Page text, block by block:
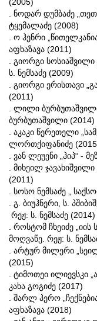
(2005)
. ნოდარ დუმბაძე
ტყემალაძე (2008)
. ო ჰენრი
აფხაზავა (2011)
. გიორგი
ს. ნემსაძე (2009)
. გიორგი ერისთავი
(2011)
. ლილი
ბურბუთაშვილი (2014)
. აკაკი წერეთელი
ლორთქიფანიძე
. ვან ლეუენი „ჰიპ“ -
. მიხეილ ჯავახიშვილი
(2011)
. სოსო ნემსაძე „
. გ. ბიუჰნერი, ს.
რეჟ: ს. ნემსაძე (2014)
. როსტომ ჩხეიძე
მოღვაწე. რეჟ: ს.
. არტურ მილერი
(2015)
. ტიმოთეი ილიევსკი
კახა გოგიძე (2017)
. შარლ პერო
აფხაზავა (2018)